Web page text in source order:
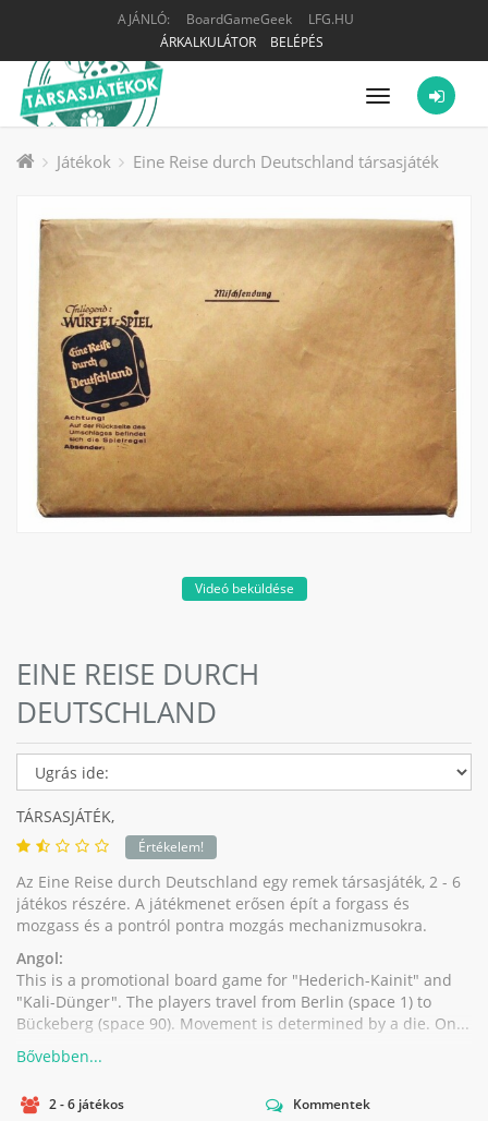
AJÁNLÓ: BoardGameGeek
LFG.HU
ÁRKALKULÁTOR
BELÉPÉS
Menü
Játékok Eine Reise durch Deutschland társasjáték
Videó beküldése
EINE REISE DURCH
DEUTSCHLAND
TÁRSASJÁTÉK,
Értékelem!
Az Eine Reise durch Deutschland egy remek társasjáték, 2 - 6
játékos részére. A játékmenet erősen épít a forgass és
mozgass és a pontról pontra mozgás mechanizmusokra.
Angol:
This is a promotional board game for "Hederich-Kainit" and
"Kali-Dünger". The players travel from Berlin (space 1) to
Bückeberg (space 90). Movement is determined by a die. On...
2 - 6 játékos Kommentek